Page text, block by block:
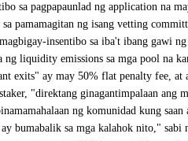
sa pagpapaunlad ng application na
pamamagitan ng isang vetting
insentibo sa iba't ibang gawi
liquidity emissions sa mga pool na
exits" ay may 50% flat penalty fee,
"direktang ginagantimpalaan ang
ng komunidad kung
bumabalik sa mga kalahok nito,"